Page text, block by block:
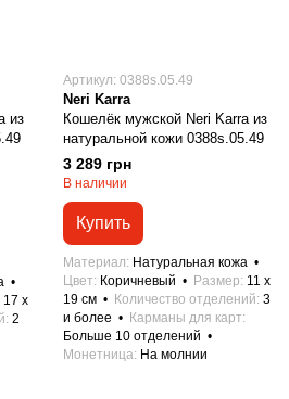
из
17 x
2
Артикул: 0388s.05.49
Neri Karra
Кошелёк мужской Neri Karra из
натуральной кожи 0388s.05.49
3 289 грн
В наличии
Купить
Материал
Натуральная кожа
Цвет
Коричневый Размер 11 x
19 см
Количество отделений 3
и более
Карманы для карт
Больше 10 отделений
Монетница На молнии